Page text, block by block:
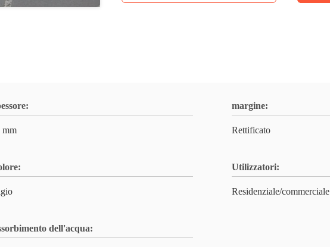
mm
margine:
Rettificato
Utilizzatori:
Residenziale/commerciale
dell'acqua: